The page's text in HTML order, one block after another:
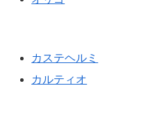
カステヘルミ
カルティオ